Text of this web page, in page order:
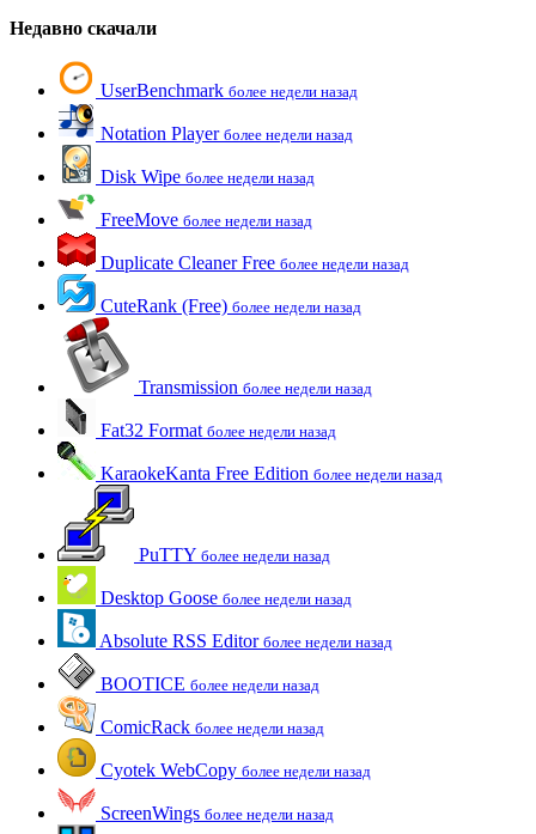
Недавно скачали
UserBenchmark более недели назад
Notation Player более недели назад
Disk Wipe более недели назад
FreeMove более недели назад
Duplicate Cleaner Free более недели назад
CuteRank (Free) более недели назад
Transmission более недели назад
Fat32 Format более недели назад
KaraokeKanta Free Edition более недели назад
PuTTY более недели назад
Desktop Goose более недели назад
Absolute RSS Editor более недели назад
BOOTICE более недели назад
ComicRack более недели назад
Cyotek WebCopy более недели назад
ScreenWings более недели назад